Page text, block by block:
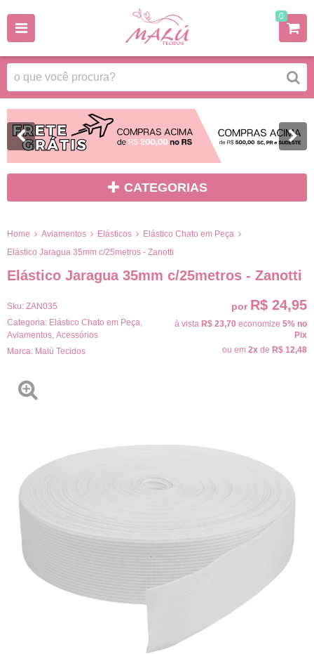
0
CATEGORIAS
Home Aviamentos Elásticos
Elástico Chato em Peça
Elástico Jaragua 35mm c/25metros - Zanotti
Elástico Jaragua 35mm c/25metros - Zanotti
Sku: ZAN035
Categoria: Elástico Chato em Peça
Aviamentos Acessórios
Marca: Malú Tecidos
por R$ 24,95
à vista R$ 23,70 economize 5% no
Pix
ou em 2x de R$ 12,48